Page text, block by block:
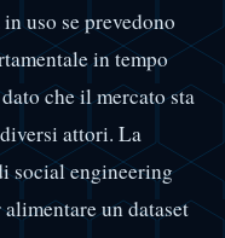
uso se prevedono
in tempo
che il mercato sta
attori. La
social engineering
un dataset